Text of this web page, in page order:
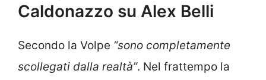
Caldonazzo su Alex Belli
Secondo la Volpe “sono completamente
scollegati dalla realtà”. Nel frattempo la